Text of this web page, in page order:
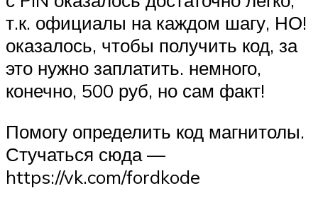
т.к. официалы на каждом шагу, НО!
оказалось, чтобы получить код, за
это нужно заплатить. немного,
конечно, 500 руб, но сам факт!
Помогу определить код магнитолы.
Стучаться сюда —
https://vk.com/fordkode